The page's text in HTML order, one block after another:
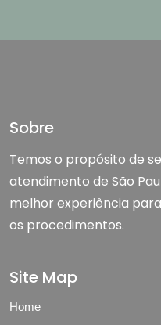
Sobre
Temos o propósito de
atendimento de São
melhor experiência
os procedimentos.
Site Map
Home